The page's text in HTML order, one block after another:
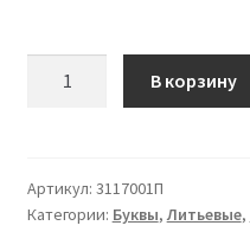
В корзину
Артикул: 3117001П
Категории: Буквы, Литьевые,